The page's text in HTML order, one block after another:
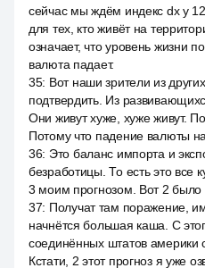
сейчас мы ждём индекс dx y
для тех, кто живёт на
означает, что уровень жизни
валюта падает.
35: Вот наши зрители из
подтвердить. Из
Они живут хуже, хуже живут.
Потому что падение валюты на
36: Это баланс импорта и
безработицы. То есть это все
3 моим прогнозом. Вот 2 было
37: Получат там поражение,
начнётся большая каша. С
соединённых штатов америки
Кстати, 2 этот прогноз я уже